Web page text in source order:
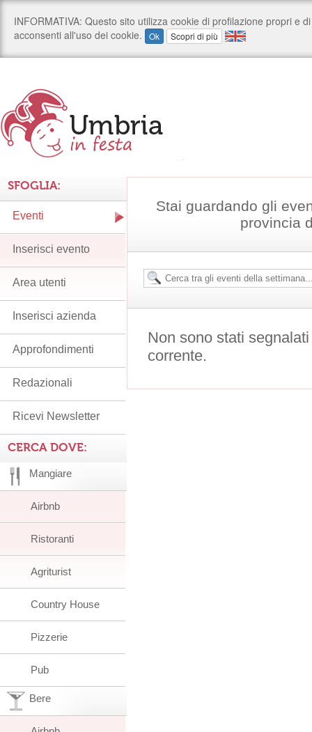
Stai guardando gli
provincia
Non sono stati
corrente.
SFOGLIA:
Eventi
Inserisci evento
Area utenti
Inserisci azienda
Approfondimenti
Redazionali
Ricevi Newsletter
CERCA DOVE:
Mangiare
Airbnb
Ristoranti
Agriturist
Country House
Pizzerie
Pub
Bere